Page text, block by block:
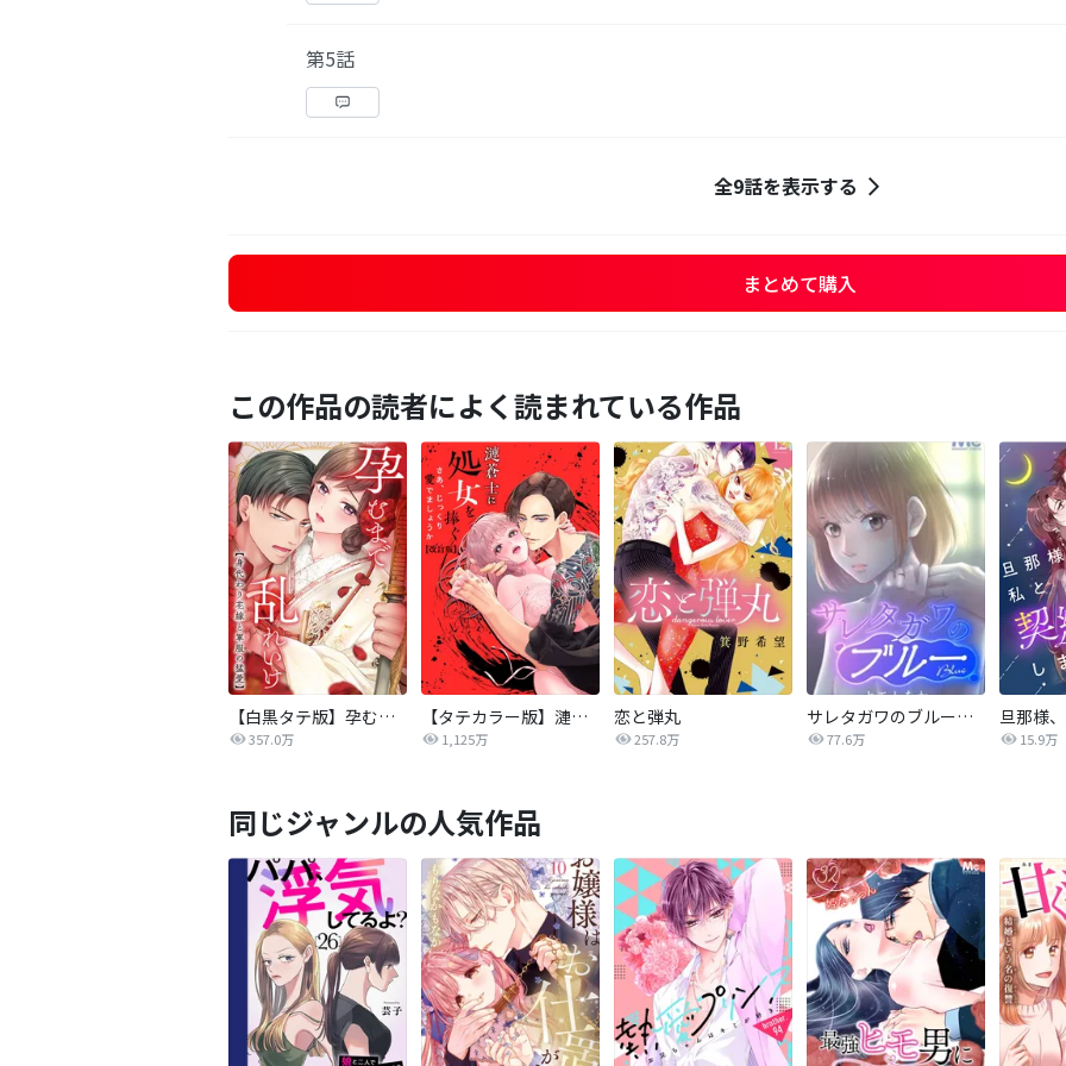
第5話
全9話を表示する
まとめて購入
この作品の読者によく読まれている作品
【白黒タテ版】孕むまで乱れいけ～身代わり花嫁と軍服の猛愛
357.0万
【タテカラー版】漣蒼士に処女を捧ぐ～さあ、じっくり愛でましょうか
1,125万
恋と弾丸
257.8万
サレタガワのブルー【タテヨミ】
77.6万 15.9万
同じジャンルの人気作品